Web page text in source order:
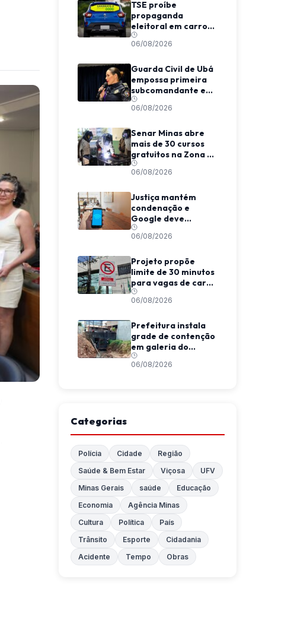
TSE proíbe
propaganda
eleitoral em carros
de aplicativo
durante transporte
06/08/2026
Guarda Civil de Ubá
empossa primeira
subcomandante e
cria estrutura
voltada à proteção
06/08/2026
Senar Minas abre
mais de 30 cursos
gratuitos na Zona da
Mata e Caparaó
06/08/2026
Justiça mantém
condenação e
Google deve
indenizar usuário
por invasão de e-
06/08/2026
Projeto propõe
limite de 30 minutos
para vagas de carga
e descarga em
Viçosa
06/08/2026
Prefeitura instala
grade de contenção
em galeria do
Córrego da
Conceição
06/08/2026
Categorias
Polícia Cidade
Região
Saúde & Bem Estar
Viçosa
UFV
Minas Gerais
saúde
Educação
Economia
Agência Minas
Cultura
Política
País
Trânsito
Esporte
Cidadania
Acidente
Tempo Obras